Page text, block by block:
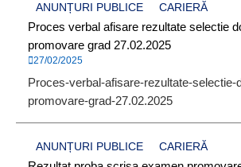
ANUNȚURI PUBLICE
CARIERĂ
Proces verbal afisare rezultate selectie
promovare grad 27.02.2025
27/02/2025
Proces-verbal-afisare-rezultate-
promovare-grad-27.02.2025
ANUNȚURI PUBLICE
CARIERĂ